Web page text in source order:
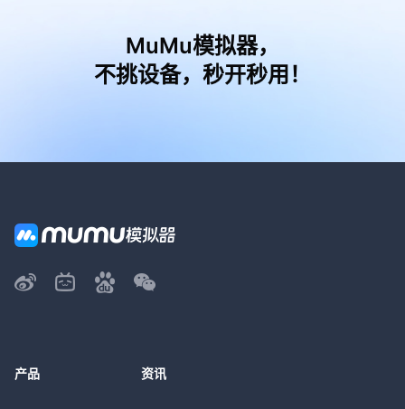
MuMu模拟器，
不挑设备，秒开秒用！
产品 资讯